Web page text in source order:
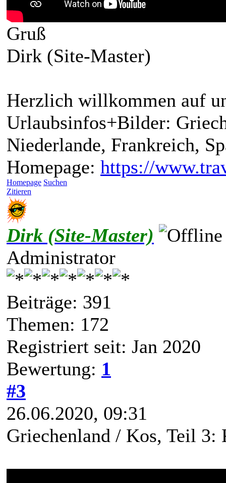
Gruß
Dirk (Site-Master)
Herzlich willkommen auf
Urlaubsinfos+Bilder:
Niederlande, Frankreich,
Homepage: https://
Homepage Suchen
Zitieren
Dirk (Site-Master)
Administrator
Beiträge: 391
Themen: 172
Registriert seit: Jan 2020
Bewertung: 1
#3
26.06.2020, 09:31
Griechenland / Kos, Teil 3: